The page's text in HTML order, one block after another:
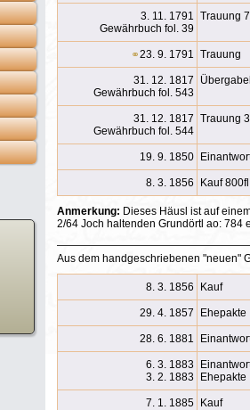
3. 11. 1791
Gewährbuch fol. 39
Trauung
⚭23. 9. 1791 Trauung
31. 12. 1817
Gewährbuch fol. 543
31. 12. 1817
Gewährbuch fol. 544
Trauung
19. 9. 1850
8. 3. 1856 Kauf
Anmerkung: Dieses Häusl ist auf
2/64 Joch haltenden Grundörtl ao: 784
Aus dem handgeschriebenen "neuen"
8. 3. 1856 Kauf
29. 4. 1857 Ehepakte
28. 6. 1881
6. 3. 1883
3. 2. 1883
Ehepakte
7. 1. 1885 Kauf